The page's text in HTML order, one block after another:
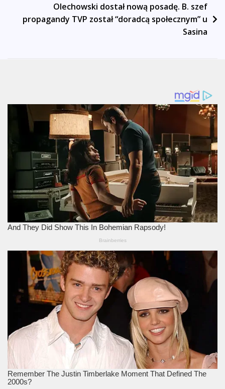
Olechowski dostał nową posadę. B. szef
propagandy TVP został “doradcą społecznym” u
Sasina